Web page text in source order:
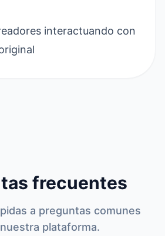
interactuando con
frecuentes
a preguntas comunes
plataforma.